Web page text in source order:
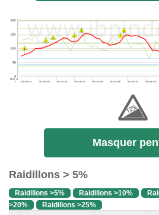
Masquer
Raidillons > 5%
Raidillons >5% Raidillons >10%
>20%
Raidillons >25%